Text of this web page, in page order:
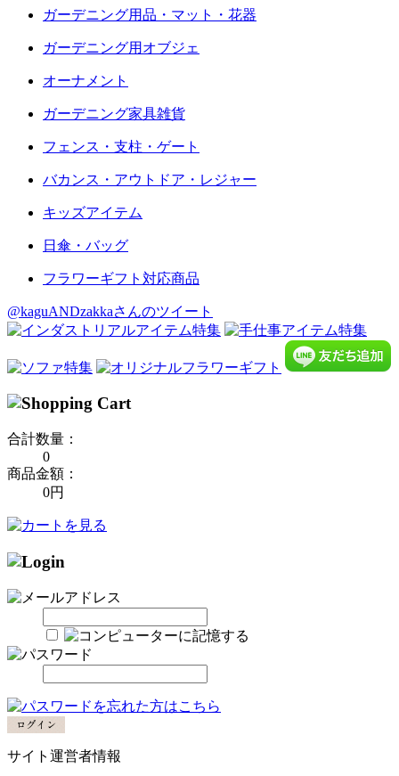
ガーデニング用品・マット・花器
ガーデニング用オブジェ
オーナメント
ガーデニング家具雑貨
フェンス・支柱・ゲート
バカンス・アウトドア・レジャー
キッズアイテム
日傘・バッグ
フラワーギフト対応商品
@kaguANDzakkaさんのツイート
合計数量：
0
商品金額：
0円
サイト運営者情報